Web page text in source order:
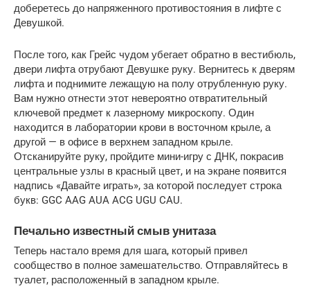
доберетесь до напряженного противостояния в лифте с
Девушкой.
После того, как Грейс чудом убегает обратно в вестибюль,
двери лифта отрубают Девушке руку. Вернитесь к дверям
лифта и поднимите лежащую на полу отрубленную руку.
Вам нужно отнести этот невероятно отвратительный
ключевой предмет к лазерному микроскопу. Один
находится в лаборатории крови в восточном крыле, а
другой — в офисе в верхнем западном крыле.
Отсканируйте руку, пройдите мини-игру с ДНК, покрасив
центральные узлы в красный цвет, и на экране появится
надпись «Давайте играть», за которой последует строка
букв: GGC AAG AUA ACG UGU CAU.
Печально известный смыв унитаза
Теперь настало время для шага, который привел
сообщество в полное замешательство. Отправляйтесь в
туалет, расположенный в западном крыле.